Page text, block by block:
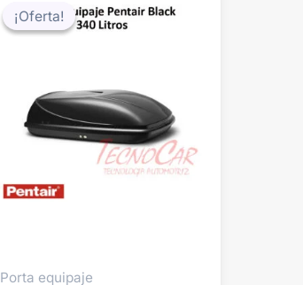
¡Oferta!
¡Oferta!
Porta equipaje
precio
original